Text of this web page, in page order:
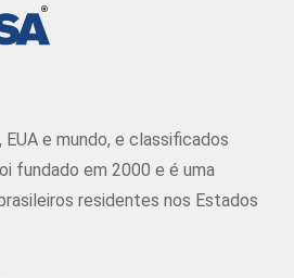
e mundo, e classificados
fundado em 2000 e é uma
residentes nos Estados